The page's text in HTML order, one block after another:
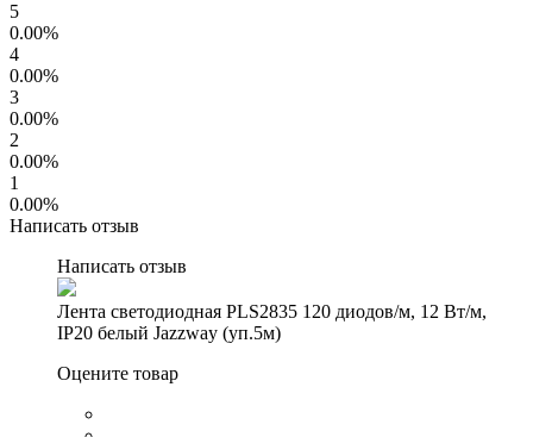
5
0.00%
4
0.00%
3
0.00%
2
0.00%
1
0.00%
Написать отзыв
Написать отзыв
Лента светодиодная PLS2835 120 диодов/м, 12 Вт/м,
IP20 белый Jazzway (уп.5м)
Оцените товар